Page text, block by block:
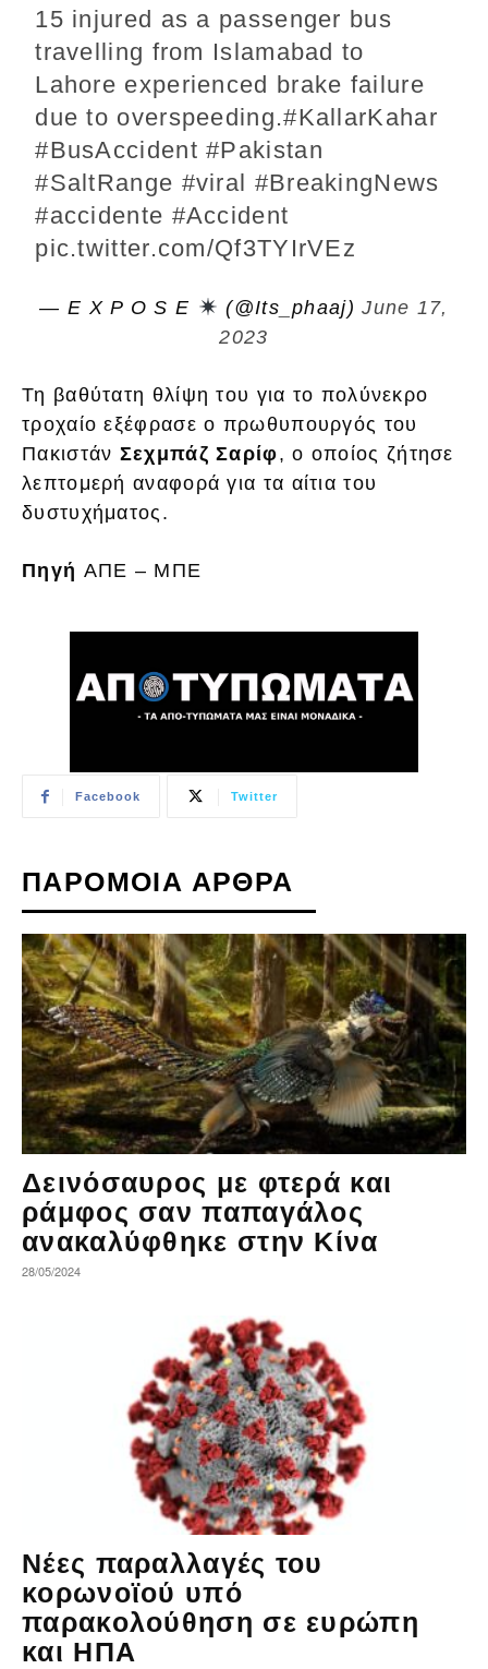
15 injured as a passenger bus
travelling from Islamabad to
Lahore experienced brake failure
due to overspeeding.#KallarKahar
#BusAccident #Pakistan
#SaltRange #viral #BreakingNews
#accidente #Accident
pic.twitter.com/Qf3TYIrVEz
— E X P O S E (@Its_phaaj)June 17,
2023
Τη βαθύτατη θλίψη του για το πολύνεκρο
τροχαίο εξέφρασε ο πρωθυπουργός του
Πακιστάν Σεχμπάζ Σαρίφ, ο οποίος ζήτησε
λεπτομερή αναφορά για τα αίτια του
δυστυχήματος.
Πηγή ΑΠΕ – ΜΠΕ
Facebook Twitter
ΠΑΡΟΜΟΙΑ ΑΡΘΡΑ
Δεινόσαυρος με φτερά και
ράμφος σαν παπαγάλος
ανακαλύφθηκε στην Κίνα
28/05/2024
Νέες παραλλαγές του
κορωνοϊού υπό
παρακολούθηση σε ευρώπη
και ΗΠΑ